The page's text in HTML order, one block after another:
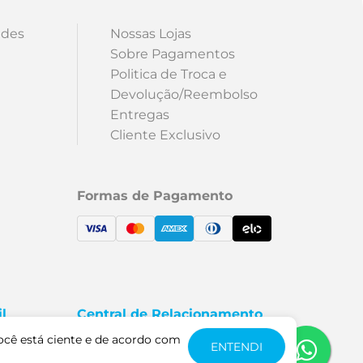
está ciente e de acordo com ENTENDI
Nossas Lojas
Sobre Pagamentos
Politica de Troca e
Devolução/Reembolso
Entregas
Cliente Exclusivo
Formas de Pagamento
Central de Relacionamento
Fale Conosco